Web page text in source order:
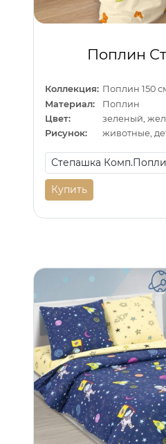
Поплин
Коллекция: Поплин 150
Материал:
Поплин
Цвет:
зеленый,
Рисунок:
животные,
Купить